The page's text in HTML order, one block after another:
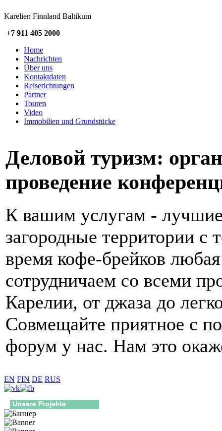
Karelien Finnland Baltikum
+7 911 405 2000
Home
Nachrichten
Über uns
Kontaktdaten
Reiserichtungen
Partner
Touren
Video
Immobilien und Grundstücke
Деловой туризм:
проведение
К вашим услугам -
загородные территории
время кофе-брейков
сотрудничаем со всеми
Карелии, от джаза до
Совмещайте приятное с
форум у нас. Нам это
EN FIN DE RUS
Unsere Projekte